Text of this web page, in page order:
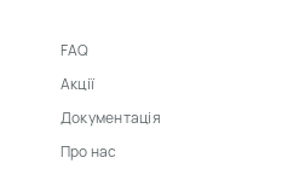
FAQ
Акції
Документація
Про нас